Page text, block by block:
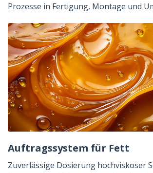
Prozesse in Fertigung, Montage und
Auftragssystem für Fett
Zuverlässige Dosierung hochviskoser